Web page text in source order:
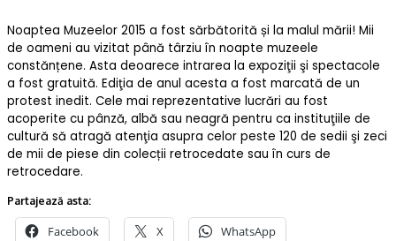
Noaptea Muzeelor 2015 a fost sărbătorită și la malul mării! Mii
de oameni au vizitat până târziu în noapte muzeele
constănțene. Asta deoarece intrarea la expoziţii şi spectacole
a fost gratuită. Ediţia de anul acesta a fost marcată de un
protest inedit. Cele mai reprezentative lucrări au fost
acoperite cu pânză, albă sau neagră pentru ca instituţiile de
cultură să atragă atenţia asupra celor peste 120 de sedii şi zeci
de mii de piese din colecții retrocedate sau în curs de
retrocedare.
Partajează asta:
Facebook X WhatsApp